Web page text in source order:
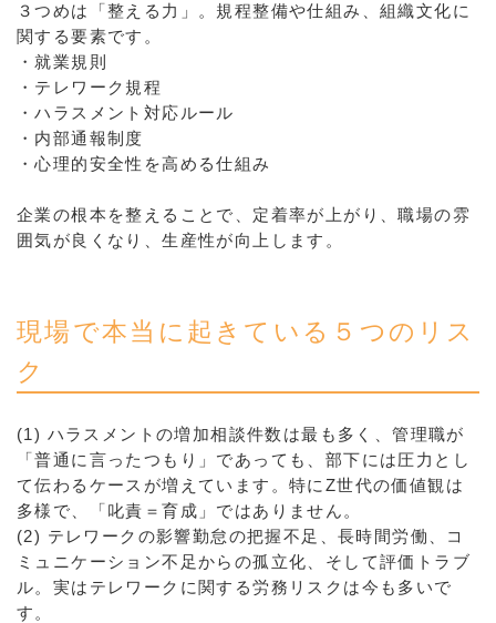
３つめは「整える力」。規程整備や仕組み、組織文化に
関する要素です。
・就業規則
・テレワーク規程
・ハラスメント対応ルール
・内部通報制度
・心理的安全性を高める仕組み
企業の根本を整えることで、定着率が上がり、職場の雰
囲気が良くなり、生産性が向上します。
現場で本当に起きている５つのリス
ク
(1) ハラスメントの増加相談件数は最も多く、管理職が
「普通に言ったつもり」であっても、部下には圧力とし
て伝わるケースが増えています。特にZ世代の価値観は
多様で、「叱責＝育成」ではありません。
(2) テレワークの影響勤怠の把握不足、長時間労働、コ
ミュニケーション不足からの孤立化、そして評価トラブ
ル。実はテレワークに関する労務リスクは今も多いで
す。